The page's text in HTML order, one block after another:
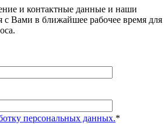
и контактные данные и наши
с Вами в ближайшее рабочее время для
персональных данных.*